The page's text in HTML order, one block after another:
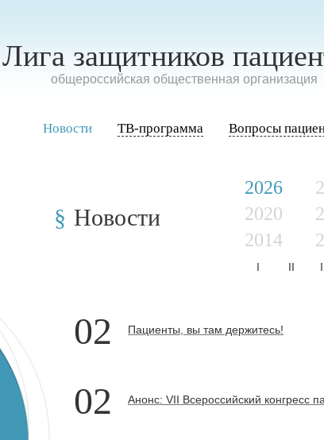
Лига защитников
oбщероссийская общественная организация
Новости ТВ-программа Вопросы
Новости
2026
2020
2014
I II
02 Пациенты, вы там держитесь!
02 Анонс: VII Всероссийский конгресс